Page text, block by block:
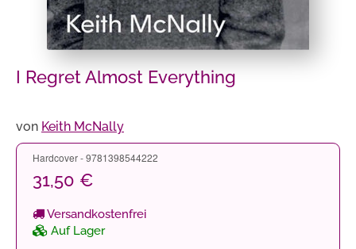
I Regret Almost Everything
von Keith McNally
Hardcover - 9781398544222
31,50 €
Versandkostenfrei
Auf Lager